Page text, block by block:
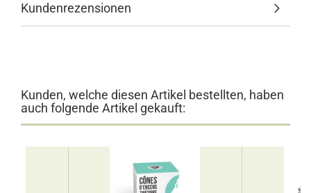
Kundenrezensionen
Kunden, welche diesen Artikel bestellten, haben
auch folgende Artikel gekauft: